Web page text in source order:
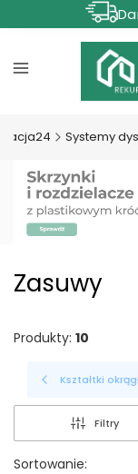
Rabat 5%
Systemy
Zasuwy
Produkty: 10
Kształtki
Filtry
Sortowanie: